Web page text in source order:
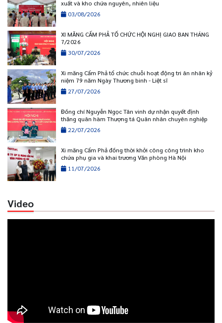
xuất và kho chứa nguyên, nhiên liệu
03/08/2026
XI MĂNG CẨM PHẢ TỔ CHỨC HỘI NGHỊ GIAO BAN THÁNG
7/2026
30/07/2026
Xi măng Cẩm Phả tổ chức chuỗi hoạt động tri ân nhân kỷ
niệm 79 năm Ngày Thương binh - Liệt sĩ
27/07/2026
Đồng chí Nguyễn Ngọc Tân vinh dự nhận quyết định
thăng quân hàm Thượng tá Quân nhân chuyên nghiệp
22/07/2026
Xi măng Cẩm Phả đồng thời khởi công công trình kho
chứa phụ gia và khai trương Văn phòng Hà Nội
11/07/2026
Video